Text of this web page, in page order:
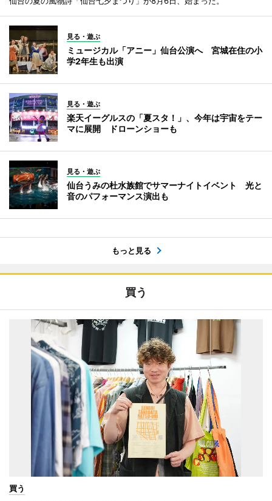
見る・遊ぶ
ミュージカル「アニー」仙台公演へ 宮城在住の小
学2年生も出演
見る・遊ぶ
楽天イーグルスの「夏スタ！」、今年は宇宙をテー
マに展開 ドローンショーも
見る・遊ぶ
仙台うみの杜水族館でサマーナイトイベント 光と
音のパフォーマンス演出も
もっと見る
買う
買う